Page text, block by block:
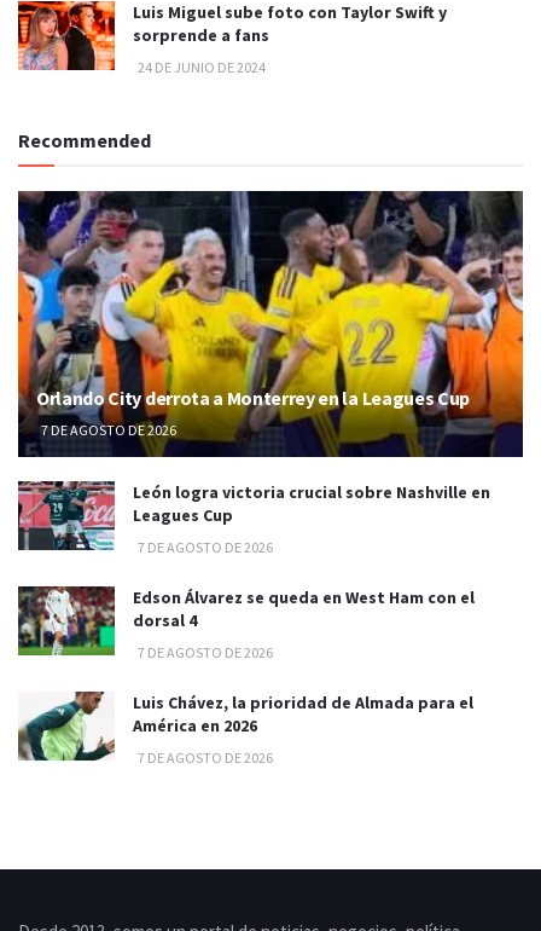
Luis Miguel sube foto con Taylor Swift y
sorprende a fans
24 DE JUNIO DE 2024
Recommended
Orlando City derrota a Monterrey en la Leagues Cup
7 DE AGOSTO DE 2026
León logra victoria crucial sobre Nashville en
Leagues Cup
7 DE AGOSTO DE 2026
Edson Álvarez se queda en West Ham con el
dorsal 4
7 DE AGOSTO DE 2026
Luis Chávez, la prioridad de Almada para el
América en 2026
7 DE AGOSTO DE 2026